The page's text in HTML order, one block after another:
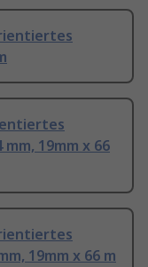
19mm x 66
19mm x 66 m